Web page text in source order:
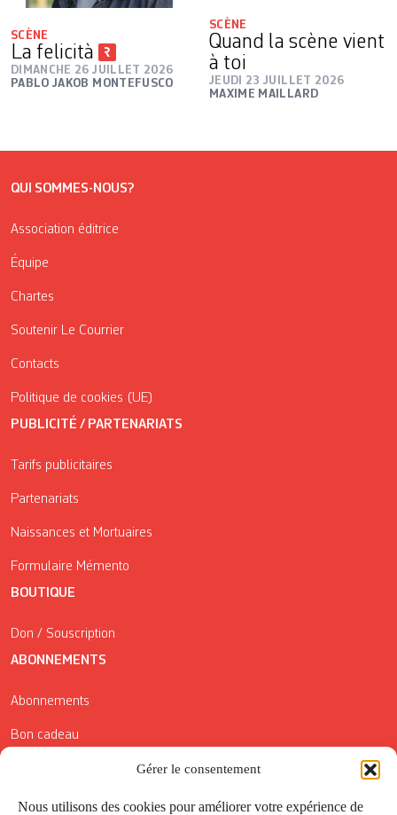
Gérer le consentement
Nous utilisons des cookies pour améliorer votre expérience de
SCÈNE
La felicità
DIMANCHE 26 JUILLET 2026
PABLO JAKOB MONTEFUSCO
SCÈNE
Quand la scène vient
à toi
JEUDI 23 JUILLET 2026
MAXIME MAILLARD
QUI SOMMES-NOUS?
Association éditrice
Équipe
Chartes
Soutenir Le Courrier
Contacts
Politique de cookies (UE)
PUBLICITÉ / PARTENARIATS
Tarifs publicitaires
Partenariats
Naissances et Mortuaires
Formulaire Mémento
BOUTIQUE
Don / Souscription
ABONNEMENTS
Abonnements
Bon cadeau
Conditions générales de vente
Réductions de la Carte Côté Courrier